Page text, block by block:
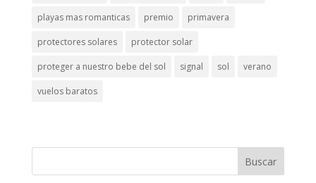
playas mas romanticas premio primavera
protectores solares protector solar
proteger a nuestro bebe del sol signal sol verano
vuelos baratos